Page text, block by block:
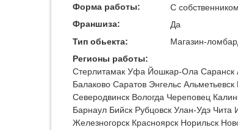
Форма работы:
C собственником
Франшиза:
Да
Тип обьекта:
Магазин-
Регионы работы:
Стерлитамак Уфа Йошкар-Ола Саранск
Балаково Саратов Энгельс Альметьевск
Северодвинск Вологда Череповец
Барнаул Бийск Рубцовск Улан-Удэ Чита
Железногорск Красноярск Норильск